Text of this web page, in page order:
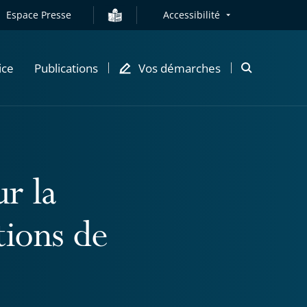
Espace Presse Accessibilité
Publications Vos démarches
Ouvrir
la
de